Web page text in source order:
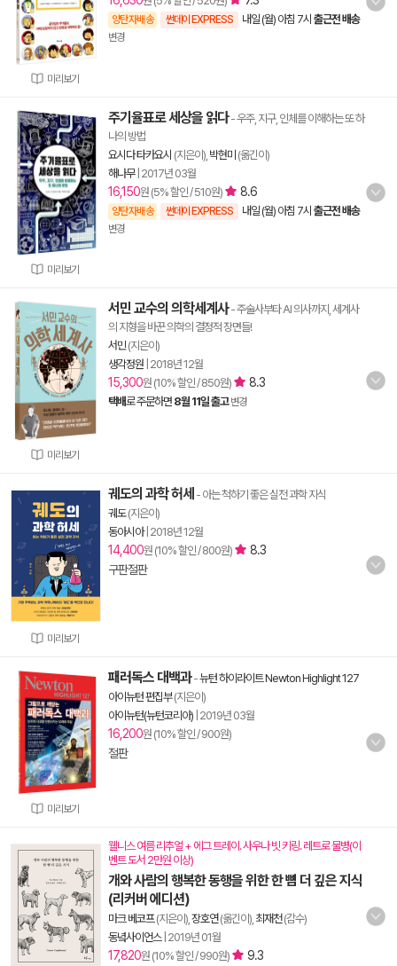
미리보기
양탄자배송 썬데이 EXPRESS 내일 (월) 아침 7시 출근전 배송
변경
미리보기
주기율표로 세상을 읽다- 우주, 지구, 인체를 이해하는 또 하
나의 방법
요시다 타카요시 (지은이), 박현미 (옮긴이)
해나무| 2017년 03월
16,150원 (5% 할인 / 510원) 8.6
양탄자배송 썬데이 EXPRESS 내일 (월) 아침 7시 출근전 배송
변경
미리보기
서민 교수의 의학세계사- 주술사부타 AI 의사까지, 세계사
의 지형을 바꾼 의학의 결정적 장면들!
서민(지은이)
생각정원 2018년 12월
15,300원 (10% 할인 / 850원) 8.3
택배로 주문하면 8월 11일 출고 변경
미리보기
궤도의 과학 허세 - 아는 척하기 좋은 실전 과학 지식
궤도(지은이)
동아시아| 2018년 12월
14,400원 (10% 할인 / 800원)
8.3
구판절판
미리보기
패러독스 대백과-뉴턴 하이라이트 Newton Highlight 127
아이뉴턴 편집부(지은이)
아이뉴턴(뉴턴코리아) 2019년 03월
16,200원 (10% 할인 / 900원)
절판
웰니스 여름 리추얼 + 에그 트레이. 사우나 빗 키링. 레트로 물병(이
벤트 도서 2만원 이상)
개와 사람의 행복한 동행을 위한 한 뼘 더 깊은 지식
(리커버 에디션)
마크 베코프(지은이), 장호연(옮긴이), 최재천(감수)
동녘사이언스| 2019년 01월
17,820원 (10% 할인 / 990원)
9.3